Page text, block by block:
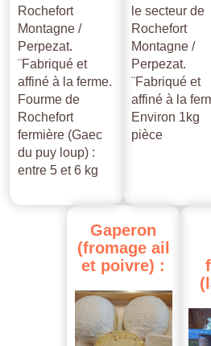
Rochefort
Montagne /
Perpezat.
¨Fabriqué et
affiné à la ferme.
Fourme de
Rochefort
fermière (Gaec
du puy loup) :
entre 5 et 6 kg
le secteur de
Rochefort
Montagne /
Perpezat.
¨Fabriqué et
affiné à la
Environ 1kg
pièce
Gaperon
(fromage ail
et poivre) :